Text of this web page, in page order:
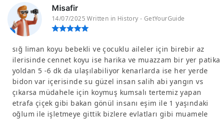
Misafir
14/07/2025 Written in History - GetYourGuide
sığ liman koyu bebekli ve çocuklu aileler için birebir az
ilerisinde cennet koyu ise harika ve muazzam bir yer patika
yoldan 5 -6 dk da ulaşılabiliyor kenarlarda ise her yerde
bidon var içerisinde su güzel insan salih abi yangın vs
çıkarsa müdahele için koymuş kumsalı tertemiz yapan
etrafa çiçek gibi bakan gönül insanı eşim ile 1 yaşındaki
oğlum ile işletmeye gittik bizlere evlatları gibi muamele